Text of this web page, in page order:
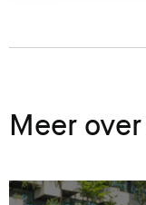
Meer